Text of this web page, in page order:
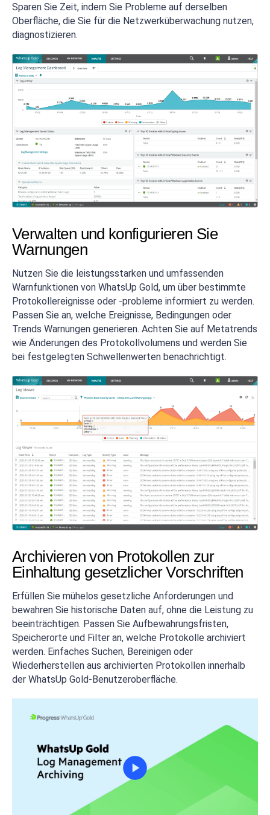
Sparen Sie Zeit, indem Sie Probleme auf derselben
Oberfläche, die Sie für die Netzwerküberwachung nutzen,
diagnostizieren.
Verwalten und konfigurieren Sie
Warnungen
Nutzen Sie die leistungsstarken und umfassenden
Warnfunktionen von WhatsUp Gold, um über bestimmte
Protokollereignisse oder -probleme informiert zu werden.
Passen Sie an, welche Ereignisse, Bedingungen oder
Trends Warnungen generieren. Achten Sie auf Metatrends
wie Änderungen des Protokollvolumens und werden Sie
bei festgelegten Schwellenwerten benachrichtigt.
Archivieren von Protokollen zur
Einhaltung gesetzlicher Vorschriften
Erfüllen Sie mühelos gesetzliche Anforderungen und
bewahren Sie historische Daten auf, ohne die Leistung zu
beeinträchtigen. Passen Sie Aufbewahrungsfristen,
Speicherorte und Filter an, welche Protokolle archiviert
werden. Einfaches Suchen, Bereinigen oder
Wiederherstellen aus archivierten Protokollen innerhalb
der WhatsUp Gold-Benutzeroberfläche.